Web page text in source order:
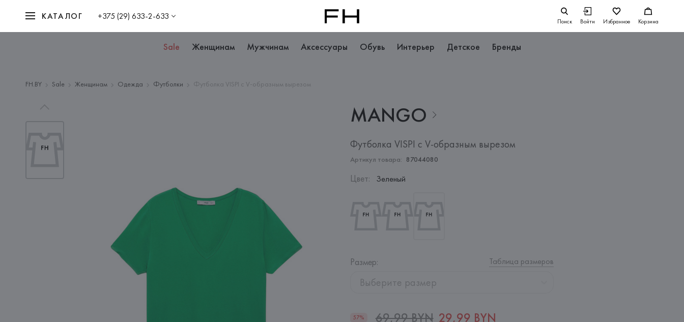
КАТАЛОГ +375 (29) 633-2-633 Поиск Войти Избранное Корзина
Sale Женщинам Мужчинам Аксессуары Обувь Интерьер Детское Бренды
FH.BY Sale Женщинам Одежда Футболки Футболка VISPI с V-образным вырезом
MANGO
Футболка VISPI с V-образным вырезом
Артикул товара: 87044080
Цвет: Зеленый
Размер: Таблица размеров
Выберите размер
57% 69,99 BYN 29,99 BYN